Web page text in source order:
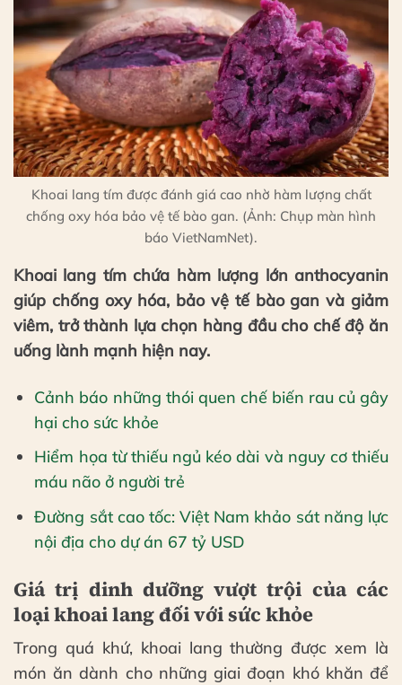
Khoai lang tím được đánh giá cao nhờ hàm lượng chất
chống oxy hóa bảo vệ tế bào gan. (Ảnh: Chụp màn hình
báo VietNamNet).
Khoai lang tím chứa hàm lượng lớn anthocyanin
giúp chống oxy hóa, bảo vệ tế bào gan và giảm
viêm, trở thành lựa chọn hàng đầu cho chế độ ăn
uống lành mạnh hiện nay.
Cảnh báo những thói quen chế biến rau củ gây
hại cho sức khỏe
Hiểm họa từ thiếu ngủ kéo dài và nguy cơ thiếu
máu não ở người trẻ
Đường sắt cao tốc: Việt Nam khảo sát năng lực
nội địa cho dự án 67 tỷ USD
Giá trị dinh dưỡng vượt trội của các
loại khoai lang đối với sức khỏe
Trong quá khứ, khoai lang thường được xem là
món ăn dành cho những giai đoạn khó khăn để